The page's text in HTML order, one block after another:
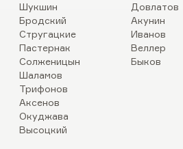
Шукшин
Бродский
Стругацкие
Пастернак
Солженицын
Шаламов
Трифонов
Аксенов
Окуджава
Высоцкий
Довлатов
Акунин
Иванов
Веллер
Быков